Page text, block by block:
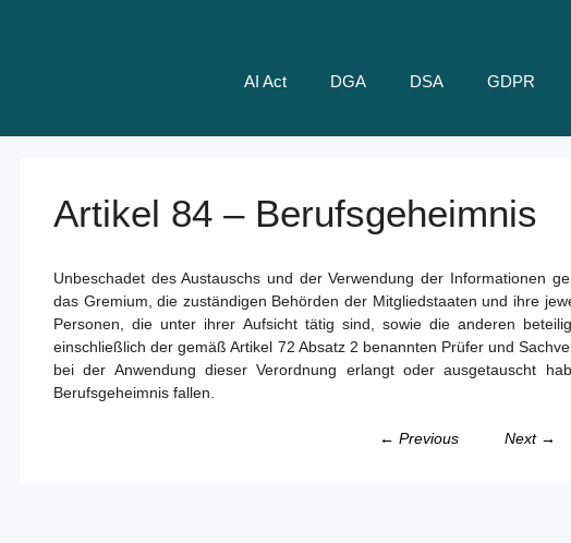
AI Act DGA DSA GDPR
Artikel 84 – Berufsgeheimnis
Unbeschadet des Austauschs und der Verwendung der Informationen
das Gremium, die zuständigen Behörden der Mitgliedstaaten und ihre
Personen, die unter ihrer Aufsicht tätig sind, sowie die anderen
einschließlich der gemäß Artikel 72 Absatz 2 benannten Prüfer und
bei der Anwendung dieser Verordnung erlangt oder ausgetauscht
Berufsgeheimnis fallen.
← Previous Next →